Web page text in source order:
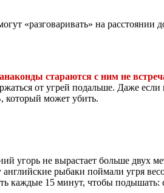
«разговаривать» на расстоянии
стараются с ним не
от угрей подальше. Даже если
который может убить.
угорь не вырастает больше двух
рыбаки поймали угря
каждые 15 минут, чтобы подышать: